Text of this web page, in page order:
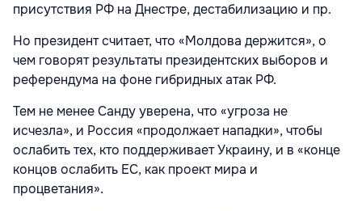
присутствия РФ на Днестре, дестабилизацию и пр.
Но президент считает, что «Молдова держится», о
чем говорят результаты президентских выборов и
референдума на фоне гибридных атак РФ.
Тем не менее Санду уверена, что «угроза не
исчезла», и Россия «продолжает нападки», чтобы
ослабить тех, кто поддерживает Украину, и в «конце
концов ослабить ЕС, как проект мира и
процветания».